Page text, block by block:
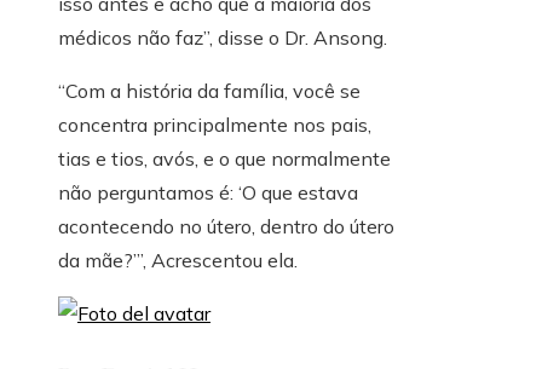
médicos não faz”, disse o Dr. Ansong.
“Com a história da família, você se
concentra principalmente nos pais,
tias e tios, avós, e o que normalmente
não perguntamos é: ‘O que estava
acontecendo no útero, dentro do útero
da mãe?’”, Acrescentou ela.